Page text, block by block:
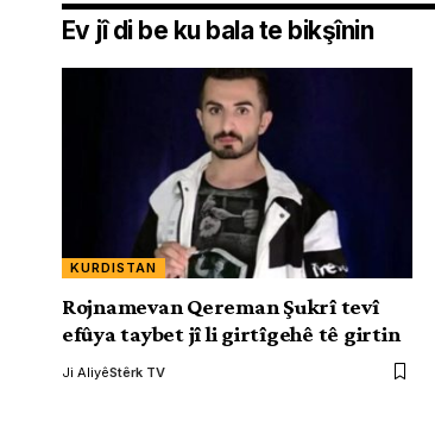
Ev jî di be ku bala te bikşînin
KURDISTAN
Rojnamevan Qereman Şukrî tevî
efûya taybet jî li girtîgehê tê girtin
Ji AliyêStêrk TV